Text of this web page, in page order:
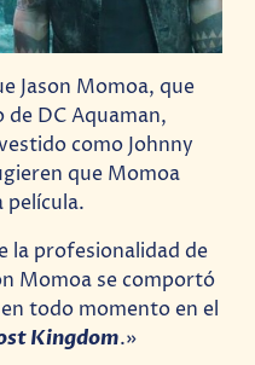
Jason Momoa, que
DC Aquaman,
como Johnny
que Momoa
película.
la profesionalidad de
Momoa se comportó
todo momento en el
Kingdom.»